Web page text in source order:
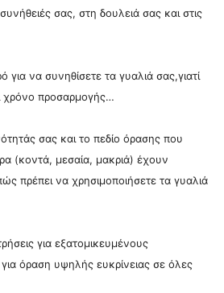
σας, στη δουλειά σας και στις
για να συνηθίσετε τα γυαλιά σας,γιατί
χρόνο προσαρμογής…
σας και το πεδίο όρασης που
(κοντά, μεσαία, μακριά) έχουν
πρέπει να χρησιμοποιήσετε τα γυαλιά
για εξατομικευμένους
όραση υψηλής ευκρίνειας σε όλες